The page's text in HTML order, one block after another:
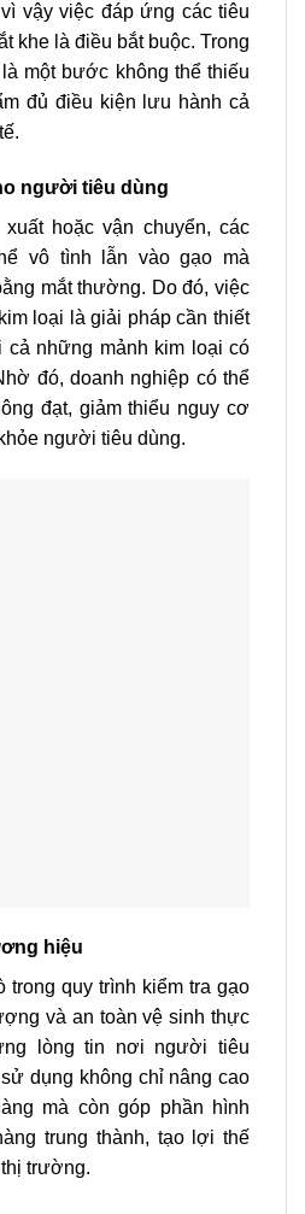
vậy việc đáp ứng các tiêu
khe là điều bắt buộc. Trong
một bước không thể thiếu
đủ điều kiện lưu hành cả
người tiêu dùng
hoặc vận chuyển, các
vô tình lẫn vào gạo mà
mắt thường. Do đó, việc
loại là giải pháp cần thiết
cả những mảnh kim loại có
đó, doanh nghiệp có thể
đạt, giảm thiểu nguy cơ
người tiêu dùng.
hiệu
trong quy trình kiểm tra gạo
và an toàn vệ sinh thực
lòng tin nơi người tiêu
dụng không chỉ nâng cao
mà còn góp phần hình
trung thành, tạo lợi thế
trường.